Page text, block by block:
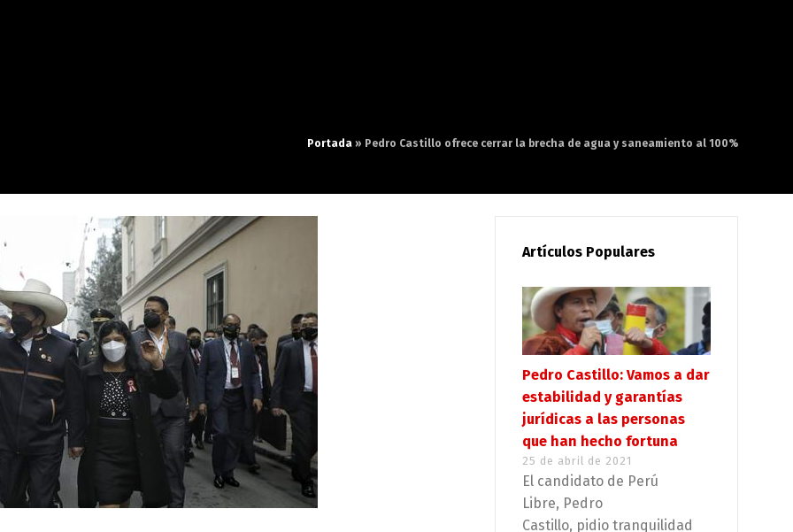
Portada » Pedro Castillo ofrece cerrar la brecha de agua y saneamiento al 100%
Artículos Populares
Pedro Castillo: Vamos a dar
estabilidad y garantías
jurídicas a las personas
que han hecho fortuna
25 de abril de 2021
El candidato de Perú
Libre, Pedro
Castillo, pidio tranquilidad